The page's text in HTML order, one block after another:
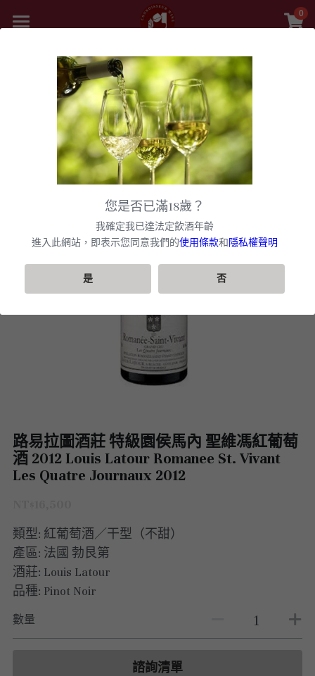
0
商品
所有商品分類
甜酒
黎巴嫩 Lebanon
紅酒 red wine
白酒 white wine
美國｜頂級膜拜酒
美國｜進階選酒
紅酒 red wine
白酒 white wine
匈牙利 Hungary
精選白酒 white wine
阿根廷 Argentina
阿根廷｜日常選酒
紅酒 red wine
紐西蘭｜日常選酒
白酒 white wine
澳洲 ｜收藏級珍藏
白酒 white wine
紅酒 red wine
智利｜日常選酒
紅酒 red wine
德國｜精選紅酒
德國｜精選白酒
西班牙 Spain
西班牙｜收藏級珍藏
紅酒 red wine
義大利 Italy
義大利｜收藏級珍藏
義大利｜進階選酒
氣泡酒 sparkling
紅酒 red wine
香檳｜收藏級珍藏
香檳｜進階選酒
香檳｜日常選酒
法國 France
法國｜日常選酒
法國｜收藏級珍藏
紅酒 red wine
勃艮第Bourgogne
勃根地｜收藏級珍藏
勃根地｜進階選酒
波爾多Bordeaux
波爾多收藏級選酒
舊世界
法國
法國｜日常選酒
法國｜收藏級珍藏
勃根地
勃根地｜日常選酒
勃根地｜進階選酒
勃根地｜收藏級珍藏
波爾多列級酒｜常規
波爾多列級酒｜頂級珍藏
波爾多｜收藏級
西班牙
西班牙｜日常選酒
德國｜精選紅酒
義大利｜日常選酒
義大利｜進階選酒
匈牙利｜甜酒
新世界
美國
美國｜日常選酒
美國｜進階選酒
美國｜頂級膜拜酒
智利｜日常選酒
智利｜進階選酒
阿根廷
阿根廷｜日常選酒
澳洲｜收藏級珍藏
黎巴嫩｜精選白酒
黎巴嫩｜精選紅酒
香檳氣泡酒
香檳｜日常選酒
香檳｜進階選酒
香檳｜收藏級珍藏
VIP快訊
路易拉圖酒莊 特級園侯馬內 聖維馮紅葡萄
酒 2012 Louis Latour Romanee St. Vivant
Les Quatre Journaux 2012
類型: 紅葡萄酒／干型（不甜）
產區: 法國 勃艮第
酒莊: Louis Latour
品種: Pinot Noir
數量
諮詢清單
×
商品分類
精選白酒 white wine
紅酒 red wine
白酒 white wine
波爾多日常選酒
波爾多收藏級選酒
波爾多列級酒｜頂級珍藏
勃根地｜進階選酒
義大利｜收藏級珍藏
義大利｜進階選酒
西班牙｜日常選酒
西班牙｜收藏級珍藏
德國｜精選白酒
您是否已滿18歲？
我確定我已達法定飲酒年齡
進入此網站，即表示您同意我們的使用條款和 隱私權聲明
是 否